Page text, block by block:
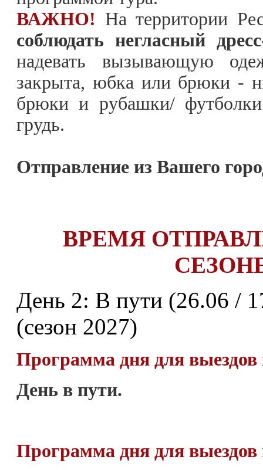
ВАЖНО! На территории
соблюдать негласный
надевать вызывающую
закрыта, юбка или брюки -
брюки и рубашки/
грудь.
Отправление из Вашего
ВРЕМЯ
День 2: В пути (26.06 /
(сезон 2027)
Программа дня для выездов
День в пути.
Программа дня для выездов